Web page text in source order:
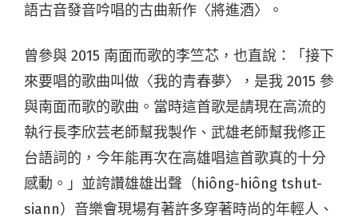
語古音發音吟唱的古曲新作〈將進酒〉。
曾參與 2015 南面而歌的李竺芯，也直說：「接下
來要唱的歌曲叫做〈我的青春夢〉，是我 2015 參
與南面而歌的歌曲。當時這首歌是請現在高流的
執行長李欣芸老師幫我製作、武雄老師幫我修正
台語詞的，今年能再次在高雄唱這首歌真的十分
感動。」並誇讚雄雄出聲（hiông-hiông tshut-
siann）音樂會現場有著許多穿著時尚的年輕人、